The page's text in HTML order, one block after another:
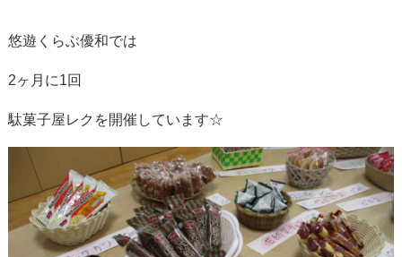
悠遊くらぶ優和では
2ヶ月に1回
駄菓子屋レクを開催しています☆